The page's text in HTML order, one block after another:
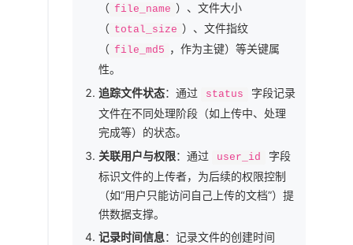
（ file_name ）、文件大小
（ total_size ）、文件指纹
（ file_md5
，作为主键）等关键属
性。
追踪文件状态：通过 status
字段记录
文件在不同处理阶段（如上传中、处理
完成等）的状态。
关联用户与权限：通过 user_id
字段
标识文件的上传者，为后续的权限控制
（如“用户只能访问自己上传的文档”）提
供数据支撑。
记录时间信息：记录文件的创建时间